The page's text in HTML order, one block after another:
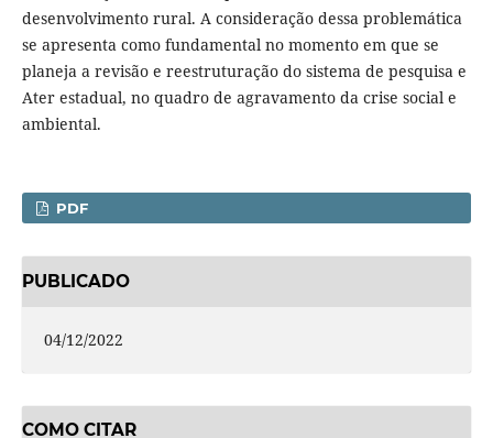
desenvolvimento rural. A consideração dessa problemática
se apresenta como fundamental no momento em que se
planeja a revisão e reestruturação do sistema de pesquisa e
Ater estadual, no quadro de agravamento da crise social e
ambiental.
PDF
PUBLICADO
04/12/2022
COMO CITAR